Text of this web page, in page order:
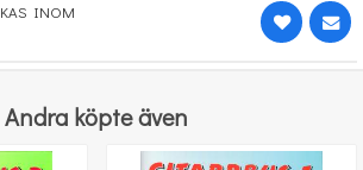
INOM
Andra köpte även